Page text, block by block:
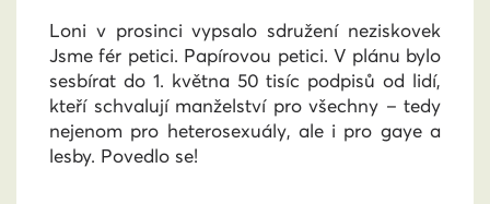
Loni v prosinci vypsalo sdružení neziskovek
Jsme fér petici. Papírovou petici. V plánu bylo
sesbírat do 1. května 50 tisíc podpisů od lidí,
kteří schvalují manželství pro všechny – tedy
nejenom pro heterosexuály, ale i pro gaye a
lesby. Povedlo se!